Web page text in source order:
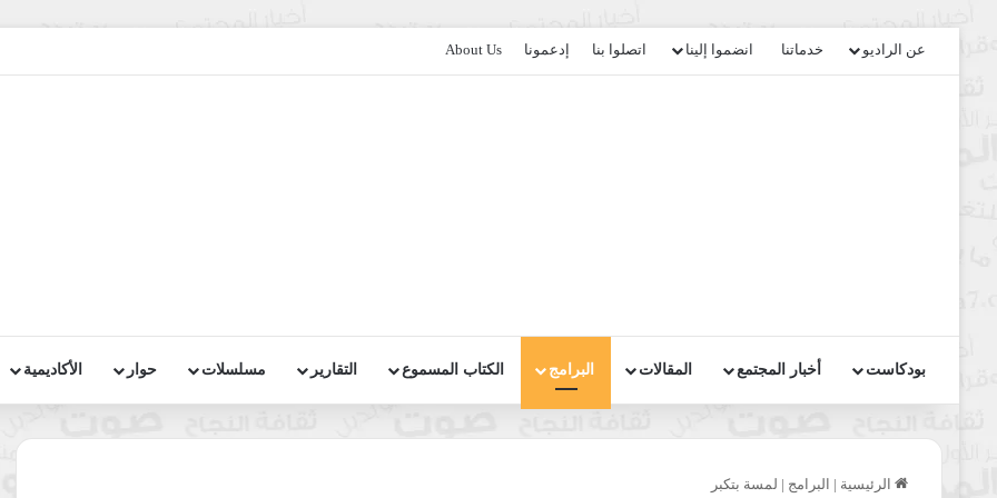
عن الراديو خدماتنا انضموا إلينا اتصلوا بنا إدعمونا About Us
بودكاست أخبار المجتمع المقالات البرامج الكتاب المسموع التقارير مسلسلات حوار الأكاديمية
الرئيسية | البرامج | لمسة بتكبر